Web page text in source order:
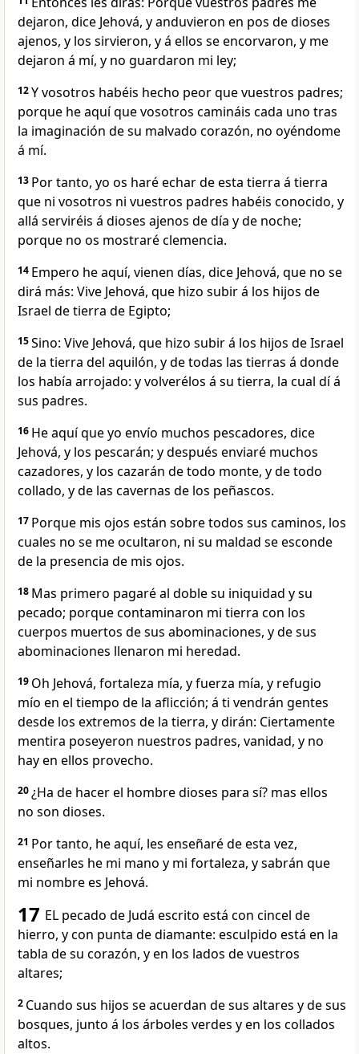
dejaron, dice Jehová, y anduvieron en pos de dioses
ajenos, y los sirvieron, y á ellos se encorvaron, y me
dejaron á mí, y no guardaron mi ley;
12Y vosotros habéis hecho peor que vuestros padres;
porque he aquí que vosotros camináis cada uno tras
la imaginación de su malvado corazón, no oyéndome
á mí.
13 Por tanto, yo os haré echar de esta tierra á tierra
que ni vosotros ni vuestros padres habéis conocido, y
allá serviréis á dioses ajenos de día y de noche;
porque no os mostraré clemencia.
14 Empero he aquí, vienen días, dice Jehová, que no se
dirá más: Vive Jehová, que hizo subir á los hijos de
Israel de tierra de Egipto;
15Sino: Vive Jehová, que hizo subir á los hijos de Israel
de la tierra del aquilón, y de todas las tierras á donde
los había arrojado: y volverélos á su tierra, la cual dí á
sus padres.
16 He aquí que yo envío muchos pescadores, dice
Jehová, y los pescarán; y después enviaré muchos
cazadores, y los cazarán de todo monte, y de todo
collado, y de las cavernas de los peñascos.
17 Porque mis ojos están sobre todos sus caminos, los
cuales no se me ocultaron, ni su maldad se esconde
de la presencia de mis ojos.
18 Mas primero pagaré al doble su iniquidad y su
pecado; porque contaminaron mi tierra con los
cuerpos muertos de sus abominaciones, y de sus
abominaciones llenaron mi heredad.
19 Oh Jehová, fortaleza mía, y fuerza mía, y refugio
mío en el tiempo de la aflicción; á ti vendrán gentes
desde los extremos de la tierra, y dirán: Ciertamente
mentira poseyeron nuestros padres, vanidad, y no
hay en ellos provecho.
20¿Ha de hacer el hombre dioses para sí? mas ellos
no son dioses.
21 Por tanto, he aquí, les enseñaré de esta vez,
enseñarles he mi mano y mi fortaleza, y sabrán que
mi nombre es Jehová.
17 EL pecado de Judá escrito está con cincel de
hierro, y con punta de diamante: esculpido está en la
tabla de su corazón, y en los lados de vuestros
altares;
2 Cuando sus hijos se acuerdan de sus altares y de sus
bosques, junto á los árboles verdes y en los collados
altos.